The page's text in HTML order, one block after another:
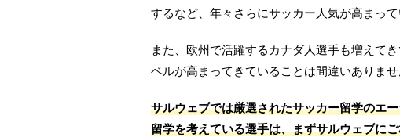
するなど、年々さらにサッカー人気が高まって
また、欧州で活躍するカナダ人選手も増えて
ベルが高まってきていることは間違いありませ
サルウェブでは厳選されたサッカー留学のエ
留学を考えている選手は、まずサルウェブに